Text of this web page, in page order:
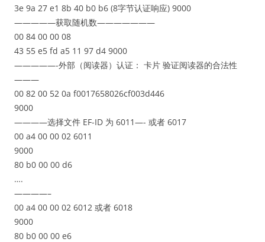
3e 9a 27 e1 8b 40 b0 b6 (8字节认证响应) 9000
—————获取随机数———————
00 84 00 00 08
43 55 e5 fd a5 11 97 d4 9000
—————-外部（阅读器）认证： 卡片 验证阅读器的合法性
———
00 82 00 52 0a f0017658026cf003d446
9000
————选择文件 EF-ID 为 6011—- 或者 6017
00 a4 00 00 02 6011
9000
80 b0 00 00 d6
….
————–
00 a4 00 00 02 6012 或者 6018
9000
80 b0 00 00 e6